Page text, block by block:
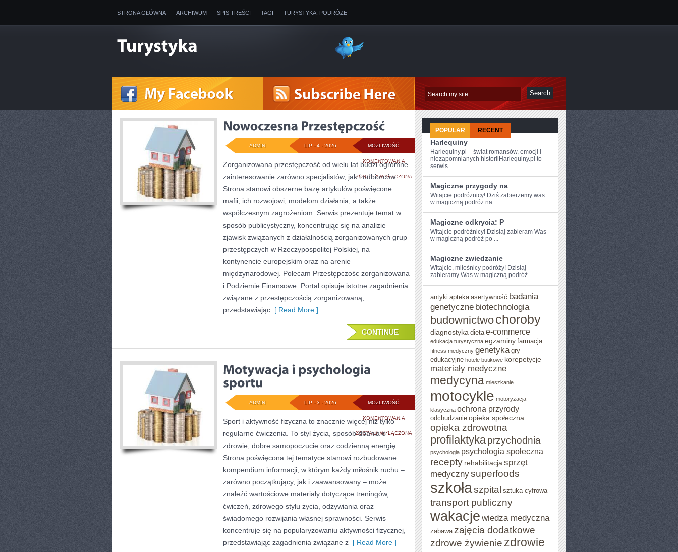
STRONA GŁÓWNA ARCHIWUM SPIS TREŚCI TAGI TURYSTYKA, PODRÓŻE
MOŻLIWOŚĆ
KOMENTOWANIANOWOCZESNA
PRZESTĘPCZOŚĆ
ZOSTAŁA WYŁĄCZONA
LIP - 4 - 2026
ADMIN
Zorganizowana przestępczość od wielu lat budzi ogromne
zainteresowanie zarówno specjalistów, jak i odbiorców.
Strona stanowi obszerne bazę artykułów poświęcone
mafii, ich rozwojowi, modelom działania, a także
współczesnym zagrożeniom. Serwis prezentuje temat w
sposób publicystyczny, koncentrując się na analizie
zjawisk związanych z działalnością zorganizowanych grup
przestępczych w Rzeczypospolitej Polskiej, na
kontynencie europejskim oraz na arenie
międzynarodowej. Polecam Przestępczośc zorganizowana
i Podziemie Finansowe. Portal opisuje istotne zagadnienia
związane z przestępczością zorganizowaną,
przedstawiając [ Read More ]
CONTINUE
MOŻLIWOŚĆ
KOMENTOWANIAMOTYWACJA
I
PSYCHOLOGIA
SPORTU
ZOSTAŁA WYŁĄCZONA
LIP - 3 - 2026
ADMIN
Sport i aktywność fizyczna to znacznie więcej niż tylko
regularne ćwiczenia. To styl życia, sposób dbania o
zdrowie, dobre samopoczucie oraz codzienną energię.
Strona poświęcona tej tematyce stanowi rozbudowane
kompendium informacji, w którym każdy miłośnik ruchu –
zarówno początkujący, jak i zaawansowany – może
znaleźć wartościowe materiały dotyczące treningów,
ćwiczeń, zdrowego stylu życia, odżywiania oraz
świadomego rozwijania własnej sprawności. Serwis
koncentruje się na popularyzowaniu aktywności fizycznej,
przedstawiając zagadnienia związane z [ Read More ]
POPULAR RECENT
Harlequiny
Harlequiny.pl – świat romansów, emocji i
niezapomnianych historiiHarlequiny.pl to
serwis ...
Magiczne przygody na
Witajcie podróżnicy!​ Dziś zabierzemy⁣ was
w magiczną podróż na ...
Magiczne odkrycia: P
Witajcie podróżnicy! Dzisiaj zabieram​ Was
w magiczną podróż po ...
Magiczne zwiedzanie
Witajcie, miłośnicy podróży! Dzisiaj
zabieramy Was w magiczną podróż ...
antyki apteka asertywność badania
genetyczne biotechnologia
budownictwochoroby
diagnostyka dieta e-commerce
edukacja turystyczna egzaminy farmacja
fitness medyczny genetyka gry
edukacyjne hotele butikowe korepetycje
materiały medyczne
medycyna mieszkanie
motocykle motoryzacja
klasyczna ochrona przyrody
odchudzanie opieka społeczna
opieka zdrowotna
profilaktykaprzychodnia
psychologia psychologia społeczna
recepty rehabilitacja sprzęt
medycznysuperfoods
szkołaszpital sztuka cyfrowa
transport publiczny
wakacje wiedza medyczna
zabawa zajęcia dodatkowe
zdrowe żywienie zdrowie